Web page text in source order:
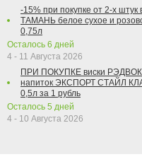
-15% при покупке от 2-х
ТАМАНЬ белое сухое и
0,75л
Осталось 6 дней
4 - 11 Августа 2026
ПРИ ПОКУПКЕ виски
напиток ЭКСПОРТ СТАЙЛ
0,5л за 1 рубль
Осталось 5 дней
4 - 10 Августа 2026